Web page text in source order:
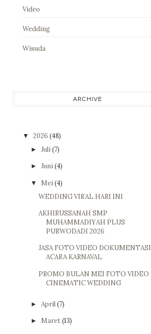
Video
Wedding
Wisuda
ARCHIVE
▼ 2026 (48)
► Juli(7)
► Juni(4)
▼ Mei(4)
WEDDING VIRAL HARI INI
AKHIRUSSANAH SMP
MUHAMMADIYAH PLUS
PURWODADI 2026
JASA FOTO VIDEO DOKUMENTASI
ACARA KARNAVAL
PROMO BULAN MEI FOTO VIDEO
CINEMATIC WEDDING
► April(7)
► Maret(13)